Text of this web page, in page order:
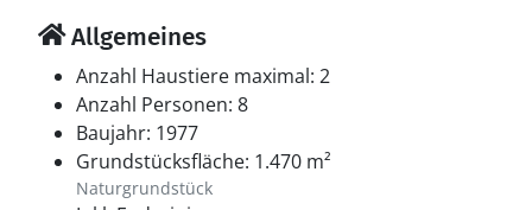
Allgemeines
Anzahl Haustiere maximal: 2
Anzahl Personen: 8
Baujahr: 1977
Grundstücksfläche: 1.470 m²
Naturgrundstück